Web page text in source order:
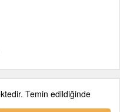
Temin edildiğinde